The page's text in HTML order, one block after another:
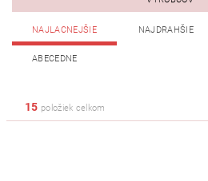
NAJLACNEJŠIE NAJDRAHŠIE
ABECEDNE
15 položiek celkom